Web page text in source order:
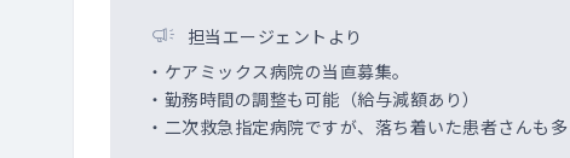
担当エージェントより
・ケアミックス病院の当直募集。
・勤務時間の調整も可能（給与減額あり）
・二次救急指定病院ですが、落ち着いた患者さんも